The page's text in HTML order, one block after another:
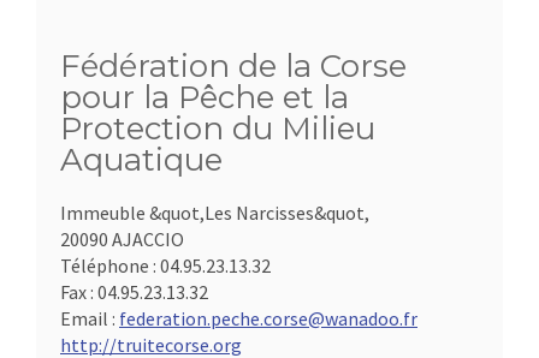
Fédération de la Corse
pour la Pêche et la
Protection du Milieu
Aquatique
Immeuble &quot,Les Narcisses&quot,
20090 AJACCIO
Téléphone : 04.95.23.13.32
Fax : 04.95.23.13.32
Email : federation.peche.corse@wanadoo.fr
http://truitecorse.org